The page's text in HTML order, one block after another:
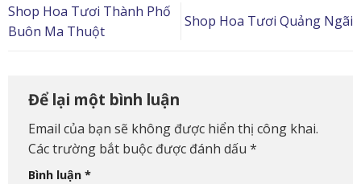
Shop Hoa Tươi Thành Phố
Buôn Ma Thuột
Shop Hoa Tươi Quảng Ngãi
Để lại một bình luận
Email của bạn sẽ không được hiển thị công khai.
Các trường bắt buộc được đánh dấu *
Bình luận *